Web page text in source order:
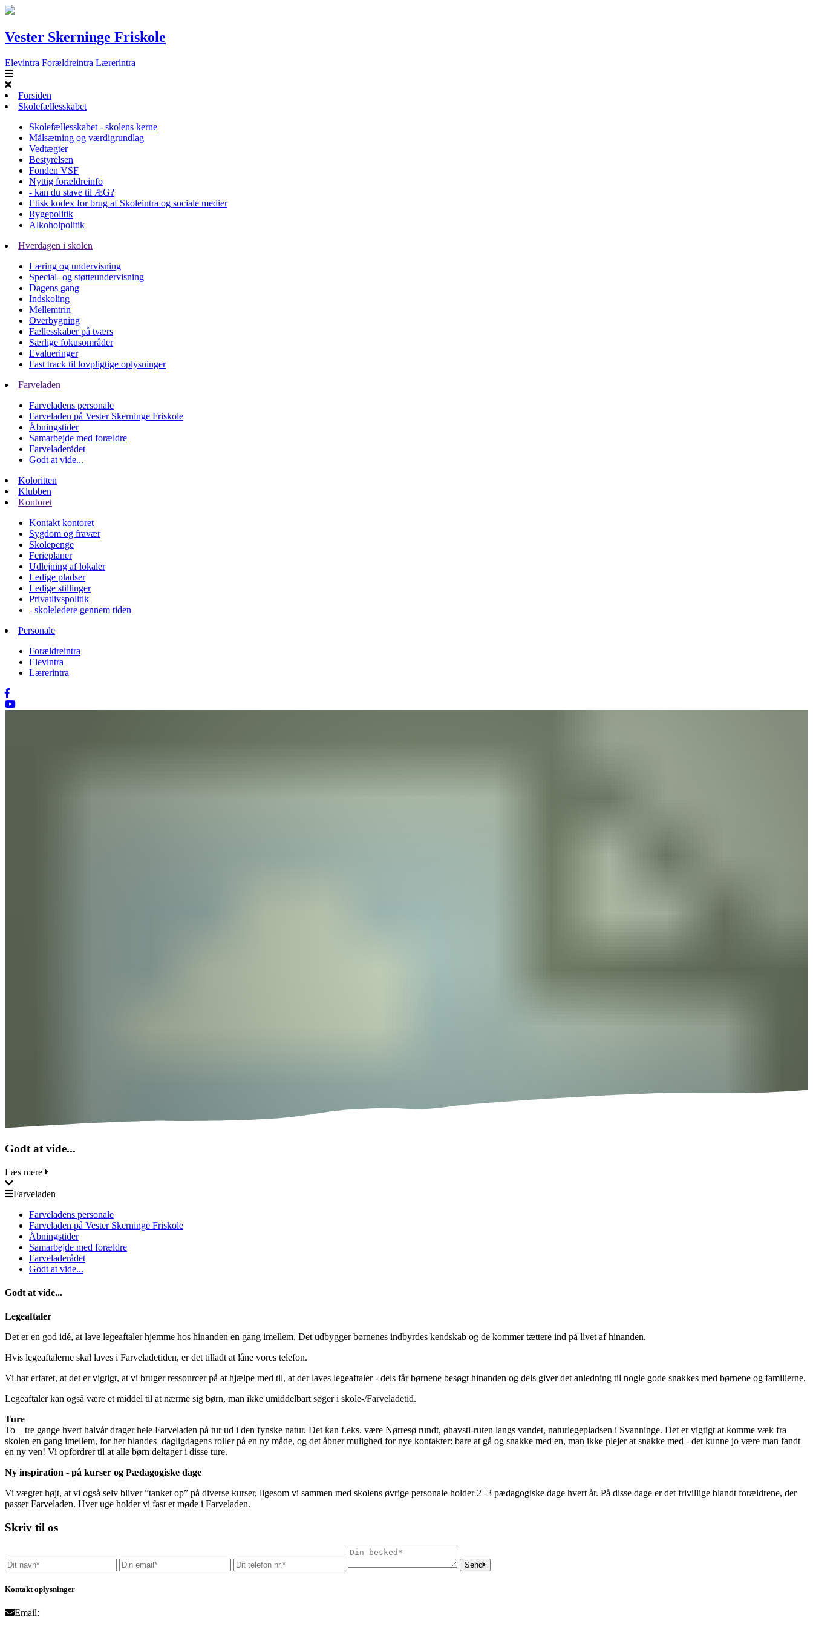
Vester Skerninge Friskole
Elevintra Forældreintra Lærerintra
Forsiden
Skolefællesskabet
Skolefællesskabet - skolens kerne
Målsætning og værdigrundlag
Vedtægter
Bestyrelsen
Fonden VSF
Nyttig forældreinfo
- kan du stave til ÆG?
Etisk kodex for brug af Skoleintra og sociale medier
Rygepolitik
Alkoholpolitik
Hverdagen i skolen
Læring og undervisning
Special- og støtteundervisning
Dagens gang
Indskoling
Mellemtrin
Overbygning
Fællesskaber på tværs
Særlige fokusområder
Evalueringer
Fast track til lovpligtige oplysninger
Farveladen
Farveladens personale
Farveladen på Vester Skerninge Friskole
Åbningstider
Samarbejde med forældre
Farveladerådet
Godt at vide...
Koloritten
Klubben
Kontoret
Kontakt kontoret
Sygdom og fravær
Skolepenge
Ferieplaner
Udlejning af lokaler
Ledige pladser
Ledige stillinger
Privatlivspolitik
- skoleledere gennem tiden
Personale
Forældreintra
Elevintra
Lærerintra
Godt at vide...
Læs mere
Farveladen
Farveladens personale
Farveladen på Vester Skerninge Friskole
Åbningstider
Samarbejde med forældre
Farveladerådet
Godt at vide...
Godt at vide...
Legeaftaler
Det er en god idé, at lave legeaftaler hjemme hos hinanden en gang imellem. Det udbygger børnenes indbyrdes kendskab og de kommer tættere ind på livet af hinanden.
Hvis legeaftalerne skal laves i Farveladetiden, er det tilladt at låne vores telefon.
Vi har erfaret, at det er vigtigt, at vi bruger ressourcer på at hjælpe med til, at der laves legeaftaler - dels får børnene besøgt hinanden og dels giver det anledning til nogle gode snakkes med børnene og familierne.
Legeaftaler kan også være et middel til at nærme sig børn, man ikke umiddelbart søger i skole-/Farveladetid.
Ture
To – tre gange hvert halvår drager hele Farveladen på tur ud i den fynske natur. Det kan f.eks. være Nørresø rundt, øhavsti-ruten langs vandet, naturlegepladsen i Svanninge. Det er vigtigt at komme væk fra
skolen en gang imellem, for her blandes dagligdagens roller på en ny måde, og det åbner mulighed for nye kontakter: bare at gå og snakke med en, man ikke plejer at snakke med - det kunne jo være man fandt
en ny ven! Vi opfordrer til at alle børn deltager i disse ture.
Ny inspiration - på kurser og Pædagogiske dage
Vi vægter højt, at vi også selv bliver ”tanket op” på diverse kurser, ligesom vi sammen med skolens øvrige personale holder 2 -3 pædagogiske dage hvert år. På disse dage er det frivillige blandt forældrene, der
passer Farveladen. Hver uge holder vi fast et møde i Farveladen.
Skriv til os
Send
Kontakt oplysninger
Email: